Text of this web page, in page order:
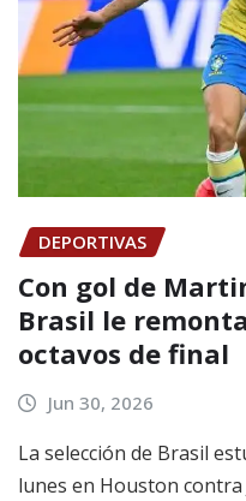
DEPORTIVAS
Con gol de
Brasil le
octavos de final
Jun 30, 2026
La selección de Brasil
lunes en Houston